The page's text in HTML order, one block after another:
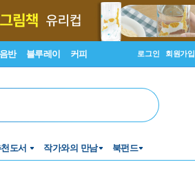
음반 블루레이 커피 로그인 회원가입
도서 작가와의 만남 북펀드